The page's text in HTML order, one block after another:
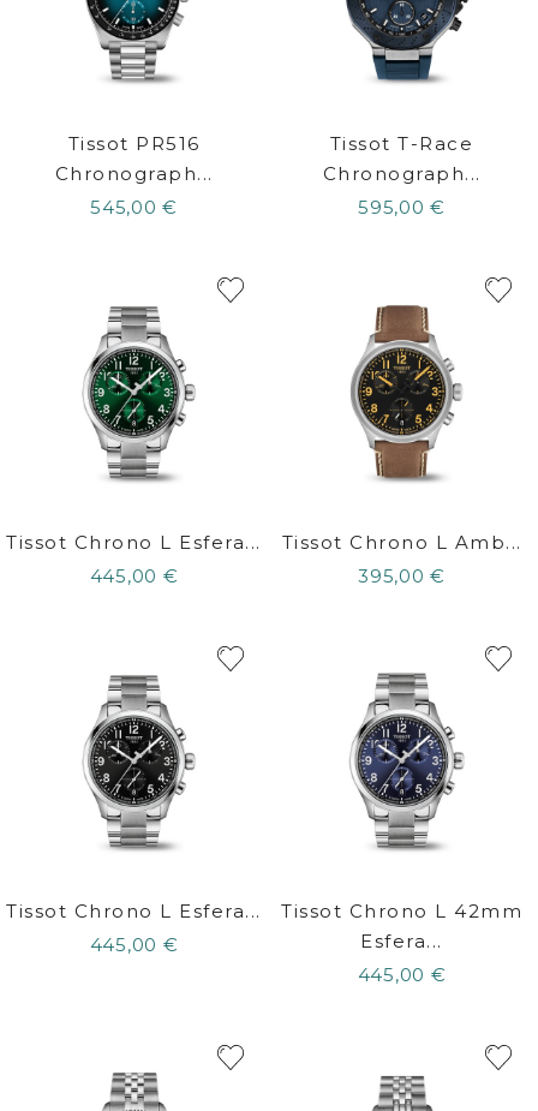
Tissot PR516
Chronograph...
545,00 €
Tissot T-Race
Chronograph...
595,00 €
Tissot Chrono L Esfera...
445,00 €
Tissot Chrono L Amb...
395,00 €
Tissot Chrono L Esfera...
445,00 €
Tissot Chrono L 42mm
Esfera...
445,00 €